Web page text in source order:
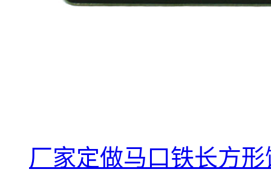
厂家定做马口铁长方